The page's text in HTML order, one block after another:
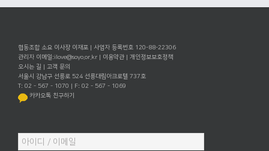
협동조합 소요 이사장 이재포 | 사업자 등록번호 120-88-22306
관리자 이메일:ilove@soyo.or.kr | 이용약관 | 개인정보보호정책
오시는 길 | 고객 문의
서울시 강남구 선릉로 524 선릉대림아크로텔 737호
T: 02 - 567 - 1070 | F: 02 - 567 - 1069
카카오톡 친구하기